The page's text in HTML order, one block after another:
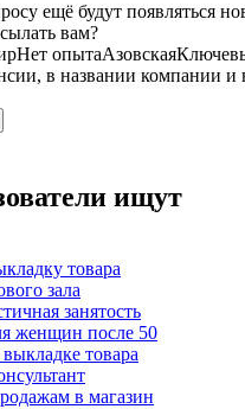
ещё будут появляться
вам?
Нет опытаАзовская
в названии компании и
ищут
товара
зала
занятость
женщин после 50
товара
в магазин